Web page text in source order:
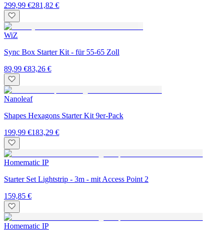
299,99 €281,82 €
WiZ
Sync Box Starter Kit - für 55-65 Zoll
89,99 €83,26 €
Nanoleaf
Shapes Hexagons Starter Kit 9er-Pack
199,99 €183,29 €
Homematic IP
Starter Set Lightstrip - 3m - mit Access Point 2
159,85 €
Homematic IP